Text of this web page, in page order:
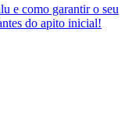
e como garantir o seu
do apito inicial!